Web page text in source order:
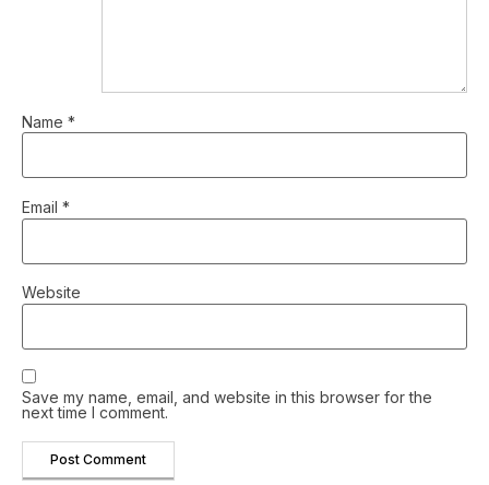
Name *
Email *
Website
Save my name, email, and website in this browser for the
next time I comment.